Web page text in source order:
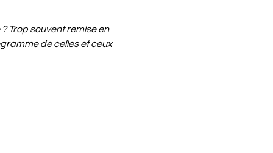
Trop souvent remise en
de celles et ceux